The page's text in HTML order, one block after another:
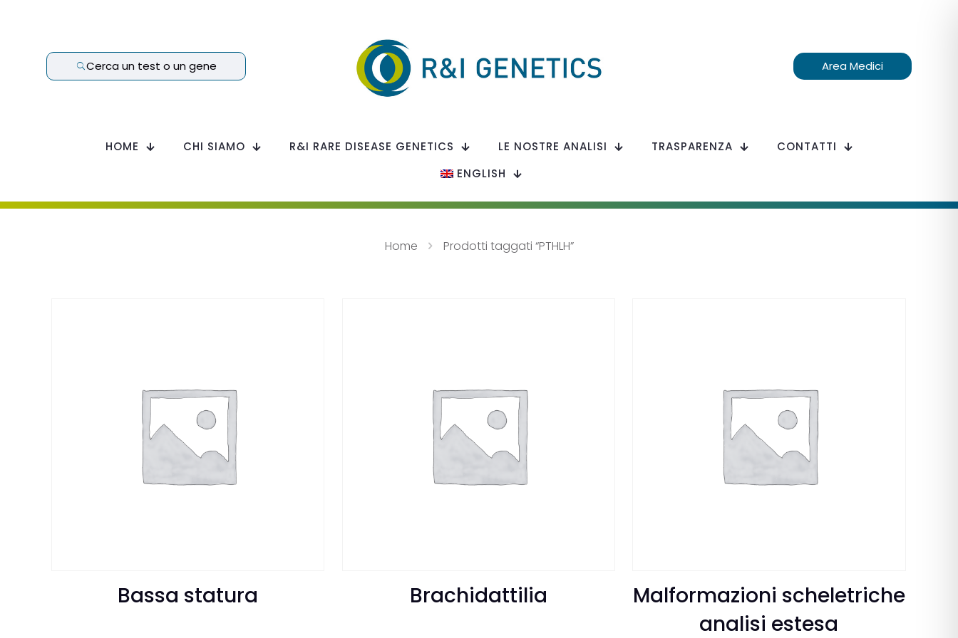
Cerca un test o un gene Area Medici
HOME CHI SIAMO R&I RARE DISEASE GENETICS LE NOSTRE ANALISI TRASPARENZA
CONTATTI
ENGLISH
Home Prodotti taggati “PTHLH”
Bassa statura Brachidattilia
Malformazioni scheletriche
analisi estesa